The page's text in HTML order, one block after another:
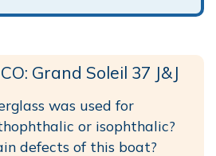
Grand Soleil 37 J&J
was used for
or isophthalic?
defects of this boat?